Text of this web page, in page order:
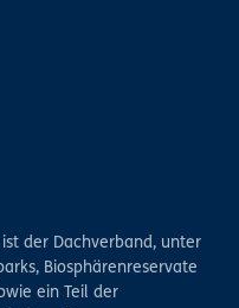
der Dachverband, unter
Biosphärenreservate
ein Teil der